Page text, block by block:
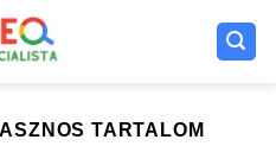
TARTALOM